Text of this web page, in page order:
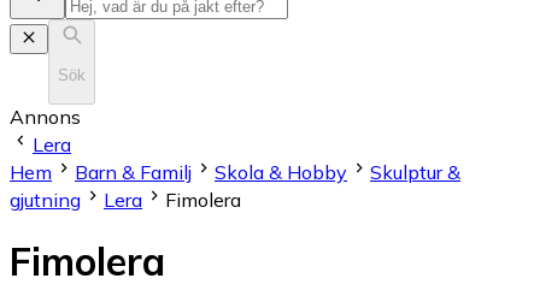
Sök
Annons
Lera
Hem
Barn & Familj Skola & Hobby
Skulptur &
gjutning
Lera Fimolera
Fimolera